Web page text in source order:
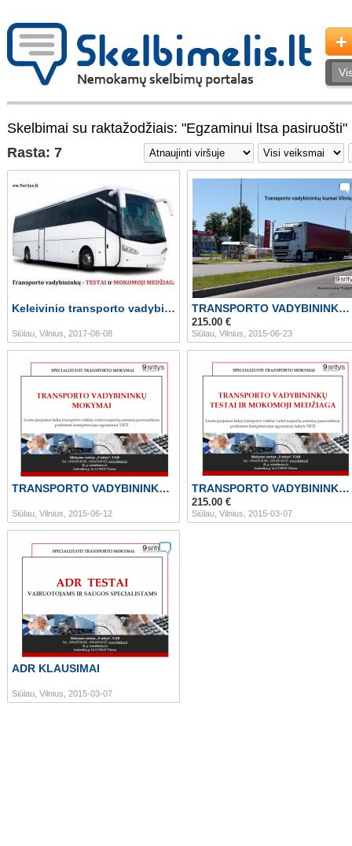
Skelbimai su raktažodžiais: "Egzaminui ltsa pasiruošti"
Rasta: 7
Keleivinio transporto vadybininkams
Siūlau, Vilnius, 2017-08-08
TRANSPORTO VADYBININKO KURSAI
215.00 €
Siūlau, Vilnius, 2015-06-23
TRANSPORTO VADYBININKO KURSAI liepos 15-17 d.
Siūlau, Vilnius, 2015-06-12
TRANSPORTO VADYBININKO KURSAI EGZAMINUI LTSA
215.00 €
Siūlau, Vilnius, 2015-03-07
ADR KLAUSIMAI
Siūlau, Vilnius, 2015-03-07